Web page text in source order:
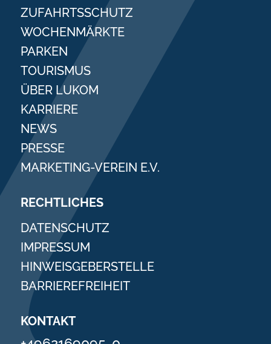
ZUFAHRTSSCHUTZ
WOCHENMÄRKTE
PARKEN
TOURISMUS
ÜBER LUKOM
KARRIERE
NEWS
PRESSE
MARKETING-VEREIN E.V.
RECHTLICHES
DATENSCHUTZ
IMPRESSUM
HINWEISGEBERSTELLE
BARRIEREFREIHEIT
KONTAKT